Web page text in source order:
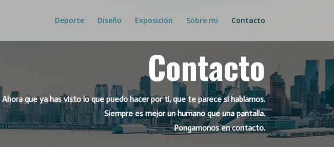
Deporte Diseño Exposición Sobre mi Contacto
Contacto
Ahora que ya has visto lo que puedo hacer por ti, que te parece si hablamos.
Siempre es mejor un humano que una pantalla.
Pongamonos en contacto.